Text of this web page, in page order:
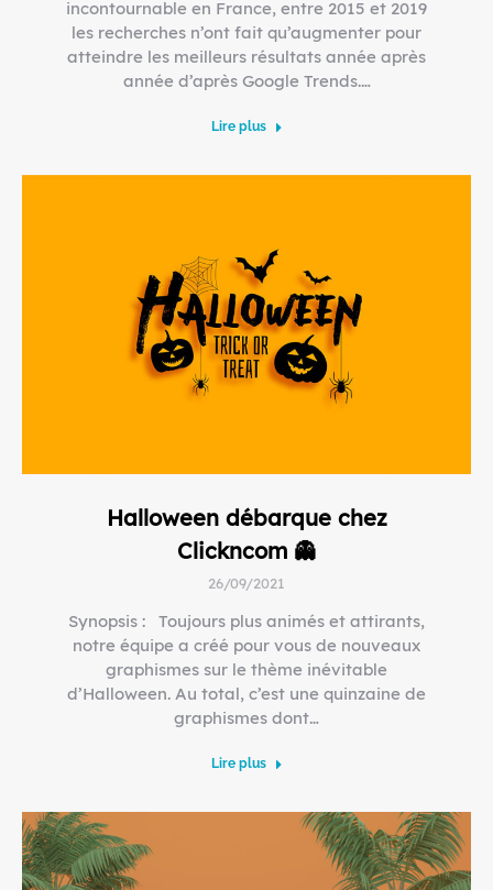
incontournable en France, entre 2015 et 2019
les recherches n’ont fait qu’augmenter pour
atteindre les meilleurs résultats année après
année d’après Google Trends.…
Lire plus
Halloween débarque chez
Clickncom 👻
26/09/2021
Synopsis : Toujours plus animés et attirants,
notre équipe a créé pour vous de nouveaux
graphismes sur le thème inévitable
d’Halloween. Au total, c’est une quinzaine de
graphismes dont…
Lire plus